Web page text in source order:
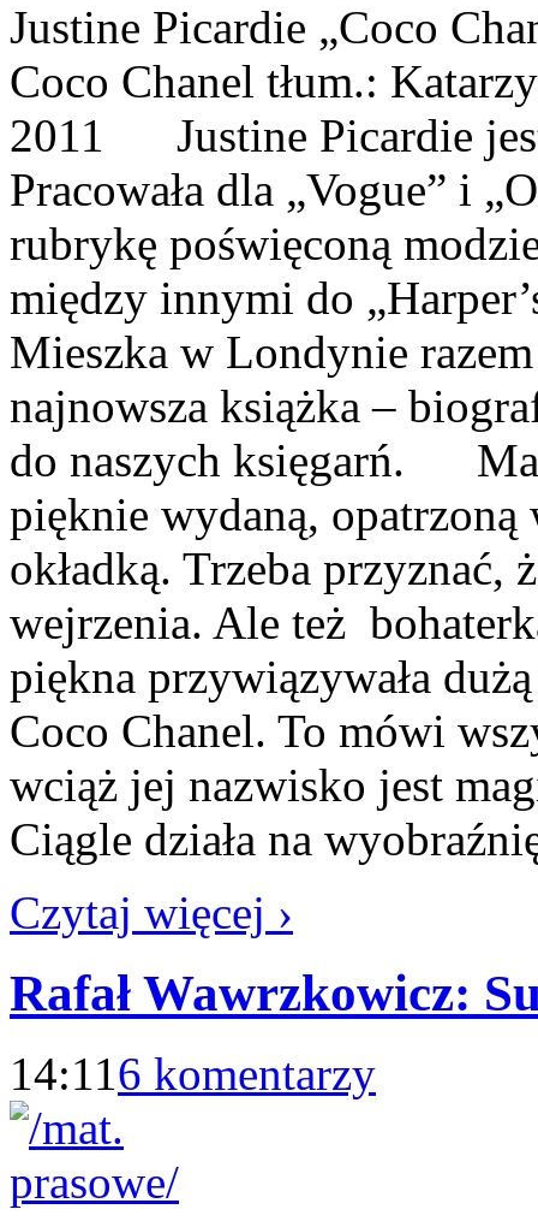
Justine Picardie „Coco
Coco Chanel tłum.:
2011 Justine Picardie
Pracowała dla „Vogue” i
rubrykę poświęconą
między innymi do
Mieszka w Londynie
najnowsza książka –
do naszych księgarń.
pięknie wydaną,
okładką. Trzeba przyznać,
wejrzenia. Ale też
piękna przywiązywała
Coco Chanel. To mówi
wciąż jej nazwisko jest
Ciągle działa na
Czytaj więcej ›
Rafał Wawrzkowicz:
14:116 komentarzy